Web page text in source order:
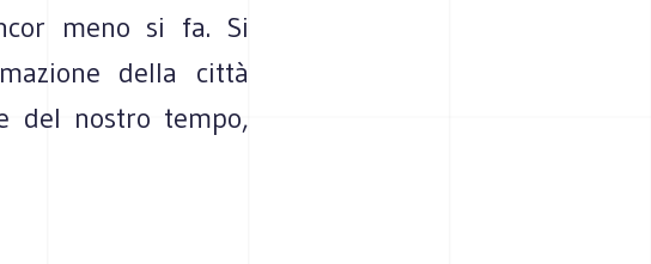
meno si fa. Si
della città
del nostro tempo,